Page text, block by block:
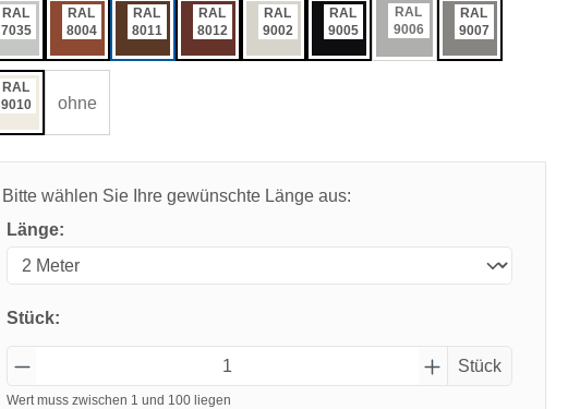
RAL
7035
RAL
8004
RAL
8011
RAL
8012
RAL
9002
RAL
9005
RAL
9006
RAL
9007
RAL
9010
ohne
Bitte wählen Sie Ihre gewünschte Länge aus:
Länge:
Stück:
Stück
Wert muss zwischen 1 und 100 liegen